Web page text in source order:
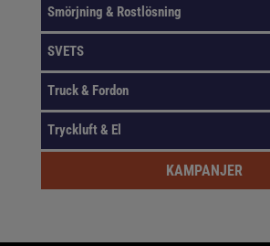
Smörjning & Rostlösning
SVETS
Truck & Fordon
Tryckluft & El
KAMPANJER